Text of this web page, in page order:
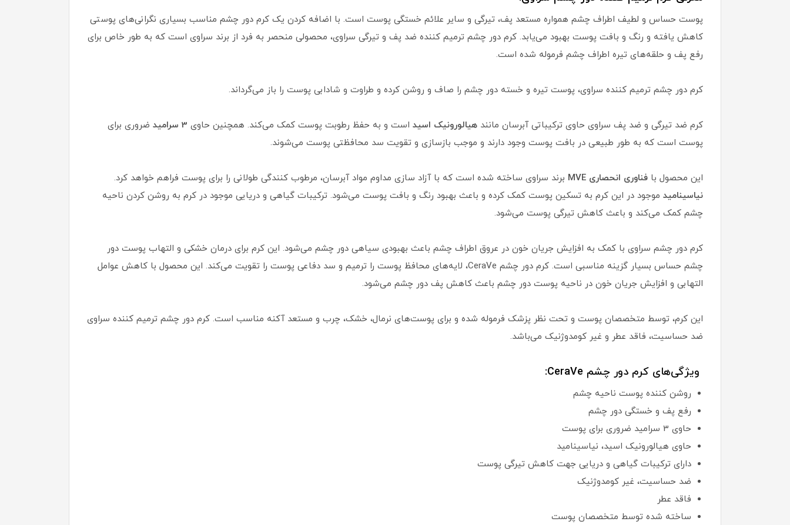
پوست حساس و لطیف اطراف چشم همواره مستعد پف، تیرگی و سایر علائم خستگی پوست است. با اضافه کردن یک کرم دور چشم مناسب بسیاری نگرانی‌های پوستی
کاهش یافته و رنگ و بافت پوست بهبود می‌یابد. کرم دور چشم ترمیم کننده ضد پف و تیرگی سراوی، محصولی منحصر به فرد از برند سراوی است که به طور خاص برای
رفع پف و حلقه‌های تیره اطراف چشم فرموله شده است.
کرم دور چشم ترمیم کننده سراوی، پوست تیره و خسته دور چشم را صاف و روشن کرده و طراوت و شادابی پوست را باز می‌گرداند.
کرم ضد تیرگی و ضد پف سراوی حاوی ترکیباتی آبرسان مانند هیالورونیک اسید است و به حفظ رطوبت پوست کمک می‌کند. همچنین حاوی
ضروری برای
پوست است که به طور طبیعی در بافت پوست وجود دارند و موجب بازسازی و تقویت سد محافظتی پوست می‌شوند.
این محصول با فناوری انحصاری MVE
برند سراوی ساخته شده است که با آزاد سازی مداوم مواد آبرسان، مرطوب کنندگی طولانی را برای پوست فراهم خواهد کرد.
نیاسینامید موجود در این کرم به تسکین پوست کمک کرده و باعث بهبود رنگ و بافت پوست می‌شود. ترکیبات گیاهی و دریایی موجود در کرم به روشن کردن ناحیه
چشم کمک می‌کند و باعث کاهش تیرگی پوست می‌شود.
کرم دور چشم سراوی با کمک به افزایش جریان خون در عروق اطراف چشم باعث بهبودی سیاهی دور چشم می‌شود. این کرم برای درمان خشکی و التهاب پوست دور
چشم حساس بسیار گزینه مناسبی است. کرم دور چشم CeraVe، لایه‌های محافظ پوست را ترمیم و سد دفاعی پوست را تقویت می‌کند. این محصول با کاهش عوامل
التهابی و افزایش جریان خون در ناحیه پوست دور چشم باعث کاهش پف دور چشم می‌شود.
این کرم، توسط متخصصان پوست و تحت نظر پزشک فرموله شده و برای پوست‌های نرمال، خشک، چرب و مستعد آکنه مناسب است. کرم دور چشم ترمیم کننده سراوی
ضد حساسیت، فاقد عطر و غیر کومدوژنیک می‌باشد.
ویژگی‌های کرم دور چشم CeraVe:
روشن کننده پوست ناحیه چشم
رفع پف و خستگی دور چشم
حاوی 3 سرامید ضروری برای پوست
حاوی هیالورونیک اسید، نیاسینامید
دارای ترکیبات گیاهی و دریایی جهت کاهش تیرگی پوست
ضد حساسیت، غیر کومدوژنیک
فاقد عطر
ساخته شده توسط متخصصان پوست